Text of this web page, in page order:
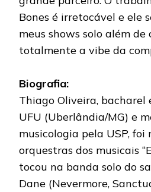
Bones é irretocável e ele
meus shows solo além
totalmente a vibe da
Biografia:
Thiago Oliveira, bacharel
UFU (Uberlândia/MG) e
musicologia pela USP, foi
orquestras dos musicais
tocou na banda solo do
Dane (Nevermore,